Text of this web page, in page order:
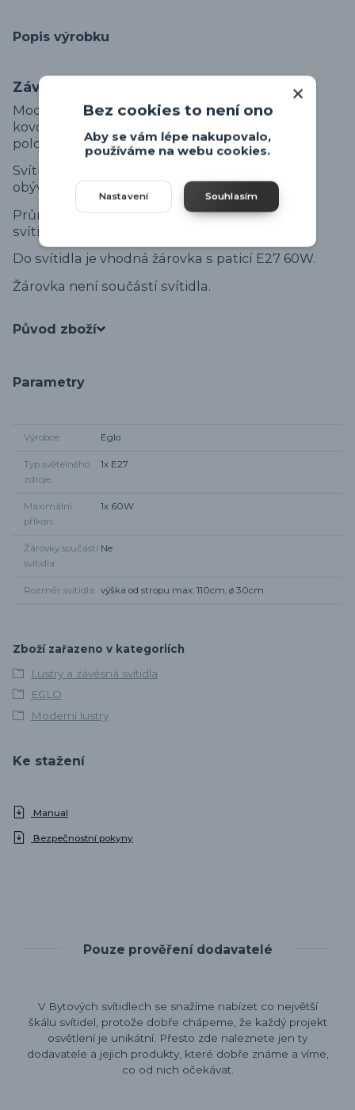
Popis výrobku
Závěsné svítidlo Eglo ROCCAFORTE.
Moderní černo-zlaté závěsné svítidlo tvořené z
kovových trojúhelníčků poskládaných do
polokoule.
Svítidlo vhodné nad jídelní stůl, barový pult, do
obývacího pokoje.
Průměr svítidla je 30cm, a maximální délka
svítidla od stropu je 110cm.
Do svítidla je vhodná žárovka s paticí E27 60W.
Žárovka není součástí svítidla.
Původ zboží
Parametry
Výrobce Eglo
Typ světelného
zdroje
1x E27
Maximální
příkon
1x 60W
Žárovky součástí
svítidla
Ne
Rozměr svítidla výška od stropu max. 110cm, ø 30cm
Zboží zařazeno v kategoriích
Lustry a závěsná svítidla
EGLO
Moderní lustry
Ke stažení
Manual
Bezpečnostní pokyny
Pouze prověření dodavatelé
V Bytových svítidlech se snažíme nabízet co největší
škálu svítidel, protože dobře chápeme, že každý projekt
osvětlení je unikátní. Přesto zde naleznete jen ty
dodavatele a jejich produkty, které dobře známe a víme,
co od nich očekávat.
Bez cookies to není ono
Aby se vám lépe nakupovalo,
používáme na webu cookies.
Nastavení Souhlasím